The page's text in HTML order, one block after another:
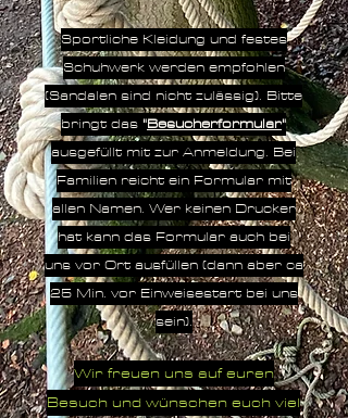
Sportliche Kleidung und festes
Schuhwerk werden empfohlen
(Sandalen sind nicht zulässig). Bitte
bringt das "Besucherformular"
ausgefüllt mit zur Anmeldung. Bei
Familien reicht ein Formular mit
allen Namen. Wer keinen Drucker
hat kann das Formular auch bei
uns vor Ort ausfüllen (dann aber ca
25 Min. vor Einweisestart bei uns
sein).
Wir freuen uns auf euren
Besuch und wünschen euch viel